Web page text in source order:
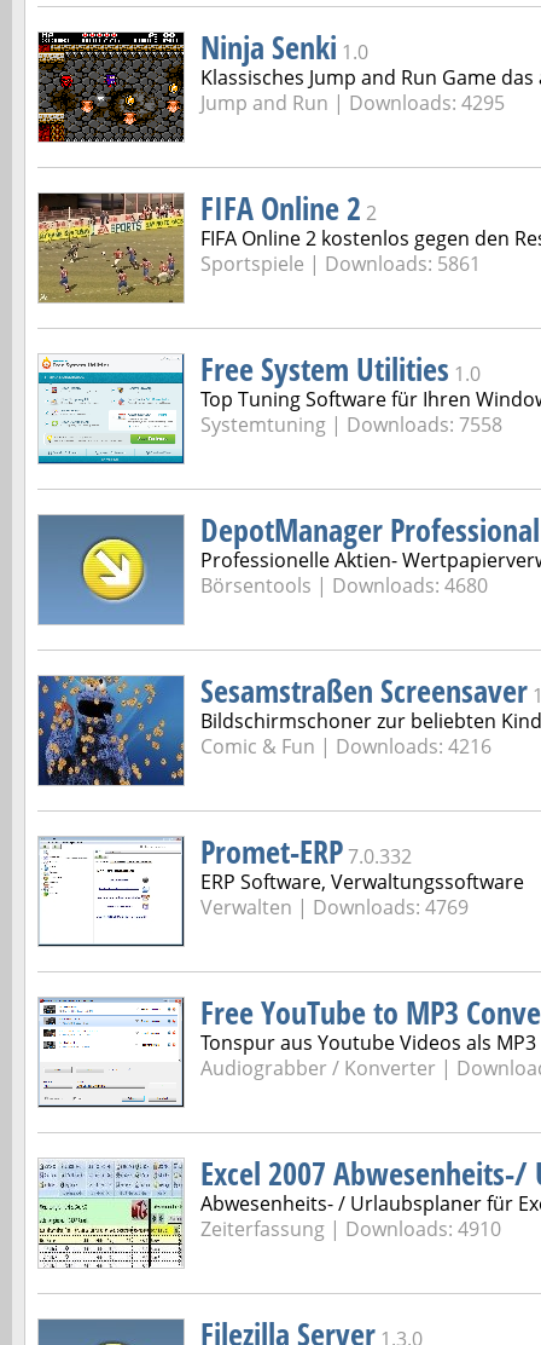
Ninja Senki 1.0
Klassisches Jump and Run Game
Jump and Run | Downloads: 4295
FIFA Online 2 2
FIFA Online 2 kostenlos gegen den
Sportspiele | Downloads: 5861
Free System Utilities 1.0
Top Tuning Software für Ihren
Systemtuning | Downloads: 7558
DepotManager Professional
Professionelle Aktien-
Börsentools | Downloads: 4680
Sesamstraßen Screensaver
Bildschirmschoner zur beliebten
Comic & Fun | Downloads: 4216
Promet-ERP7.0.332
ERP Software, Verwaltungssoftware
Verwalten | Downloads: 4769
Free YouTube to MP3
Tonspur aus Youtube Videos als
Audiograbber / Konverter |
Excel 2007
Abwesenheits- / Urlaubsplaner für
Zeiterfassung | Downloads: 4910
Filezilla Server 1.3.0